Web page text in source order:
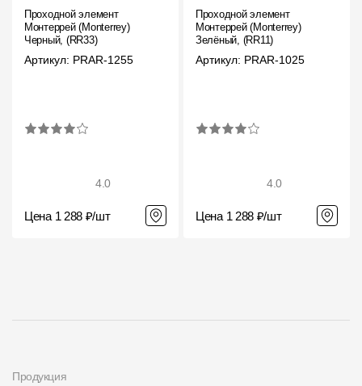
Гарантии
Чертежи
Сервисы
Цены
Компания
Проходной элемент
Монтеррей (Monterrey)
Черный, (RR33)
Артикул: PRAR-1255
4.0
Цена 1 288 ₽/шт
Проходной элемент
Монтеррей (Monterrey)
Зелёный, (RR11)
Артикул: PRAR-1025
4.0
Цена 1 288 ₽/шт
Продукция